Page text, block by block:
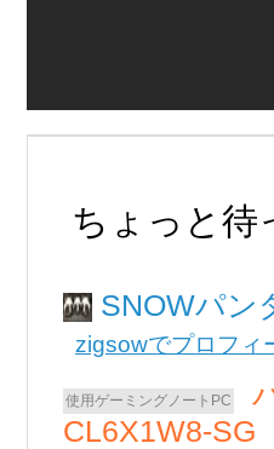
ちょっと待
SNOWパン
zigsowでプロフィ
CL6X1W8-SG